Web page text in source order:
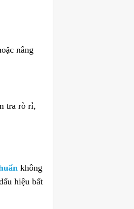
nâng
tra rò rỉ,
không
hiệu bất